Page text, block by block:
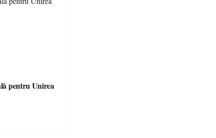
pentru Unirea